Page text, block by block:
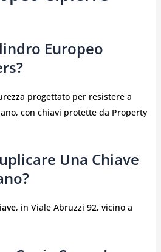
Europeo
progettato per resistere a
con chiavi protette da Property
Una Chiave
, in Viale Abruzzi 92, vicino a